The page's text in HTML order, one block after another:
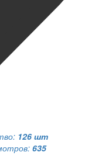
126 шт
635